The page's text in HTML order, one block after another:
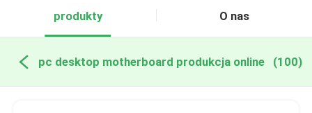
produkty O nas
pc desktop motherboard produkcja online (100)